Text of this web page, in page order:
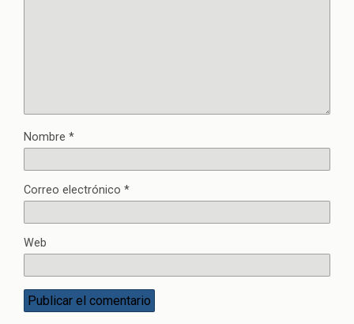
Nombre *
Correo electrónico *
Web